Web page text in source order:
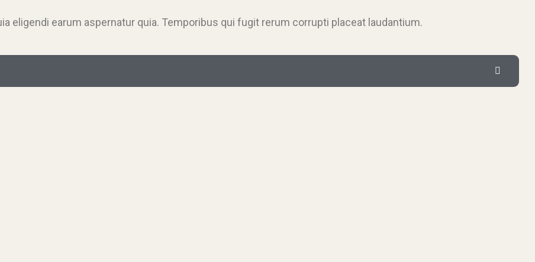
eligendi earum aspernatur quia. Temporibus qui fugit rerum corrupti placeat laudantium.